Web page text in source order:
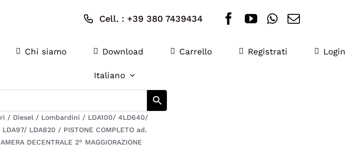
Cell. : +39 380 7439434
Chi siamo Download Carrello Registrati Login
Italiano
/ Diesel / Lombardini / LDA100/ 4LD640/
LDA820 / PISTONE COMPLETO ad.
DECENTRALE 2° MAGGIORAZIONE